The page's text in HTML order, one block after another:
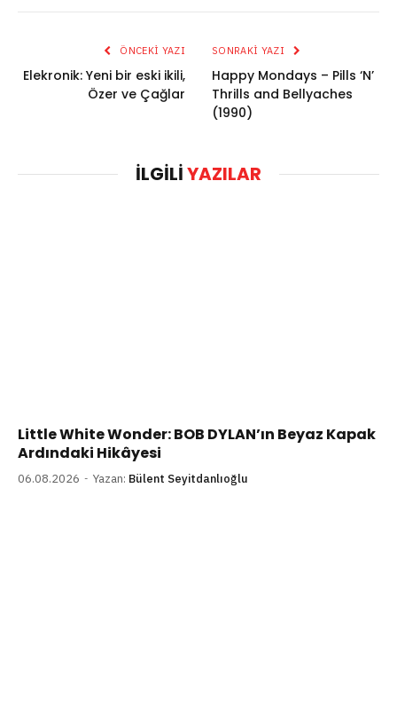
ÖNCEKI YAZI
Elekronik: Yeni bir eski ikili,
Özer ve Çağlar
SONRAKI YAZI
Happy Mondays – Pills ‘N’
Thrills and Bellyaches
(1990)
İLGILIYAZILAR
Little White Wonder: BOB DYLAN’ın Beyaz Kapak
Ardındaki Hikâyesi
06.08.2026 Yazan: Bülent Seyitdanlıoğlu